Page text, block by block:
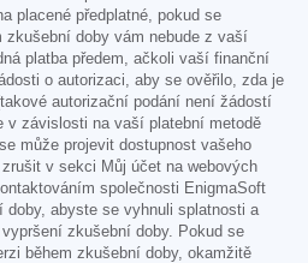
placené předplatné, pokud se
zkušební doby vám nebude z vaší
platba předem, ačkoli vaší finanční
o autorizaci, aby se ověřilo, zda je
autorizační podání není žádostí
v závislosti na vaší platební metodě
může projevit dostupnost vašeho
v sekci Můj účet na webových
společnosti EnigmaSoft
doby, abyste se vyhnuli splatnosti a
zkušební doby. Pokud se
během zkušební doby, okamžitě